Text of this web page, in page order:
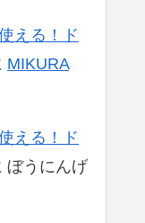
える！ド
MIKURA
える！ド
ぼうにんげ